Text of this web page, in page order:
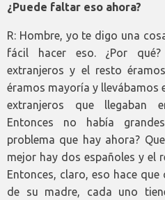
¿Puede faltar eso ahora?
R: Hombre, yo te digo una
fácil hacer eso. ¿Por
extranjeros y el resto
éramos mayoría y llevábamos
extranjeros que llegaban
Entonces no había
problema que hay ahora?
mejor hay dos españoles y el
Entonces, claro, eso hace
de su madre, cada uno